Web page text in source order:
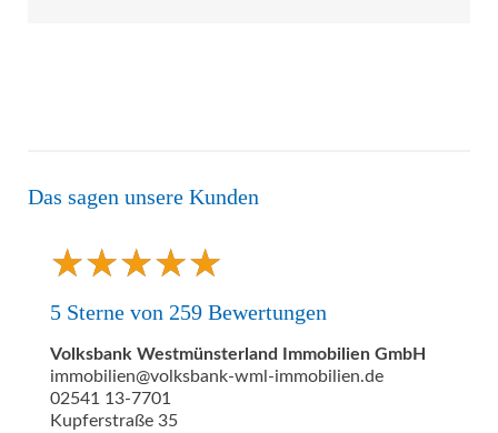
Das sagen unsere Kunden
★★★★★
★★★★★
5 Sterne von 259 Bewertungen
Volksbank Westmünsterland Immobilien GmbH
immobilien@volksbank-wml-immobilien.de
02541 13-7701
Kupferstraße 35